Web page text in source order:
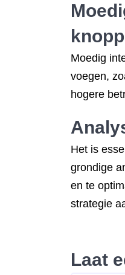
Moedig
voegen,
hogere
Het is
grondige
en te
strategie
Laat